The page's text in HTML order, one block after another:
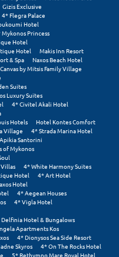
Gizis Exclusive
4* Flegra Palace
Hotel
Mykonos Princess
Hotel
Hotel
Makis Inn Resort
& Spa
Naxos Beach Hotel
by Mitsis Family Village
Suites
Luxury Suites
4* Civitel Akali Hotel
Hotels
Hotel Kontes Comfort
Village
4* Strada Marina Hotel
Apikia Santorini
of Mykonos
4* White Harmony Suites
Hotel
4* Art Hotel
Hotel
4* Aegean Houses
4* Vigla Hotel
Delfinia Hotel & Bungalows
Apartments Kos
4* Dionysos Sea Side Resort
Skyros
4* On The Rocks Hotel
5* Rethymno Mare Royal Hotel